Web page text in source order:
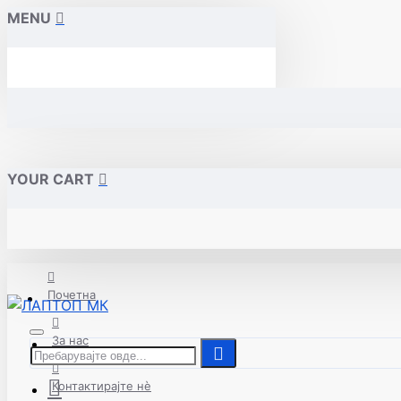
MENU
YOUR CART
Почетна
За нас
Контактирајте нè